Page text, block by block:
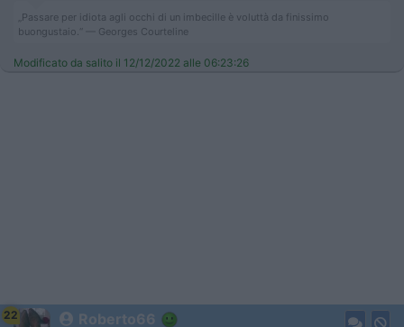
„Passare per idiota agli occhi di un imbecille è voluttà da finissimo
buongustaio.“ — Georges Courteline
Modificato da salito il 12/12/2022 alle 06:23:26
22 Roberto66